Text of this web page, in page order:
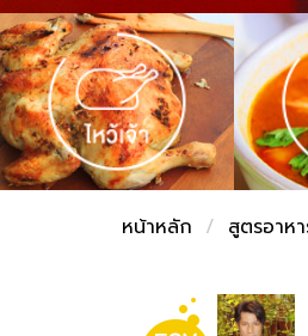
หน้าหลัก สูตรอาห